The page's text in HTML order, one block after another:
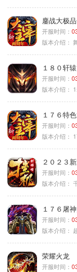
鏖战大极
开服时间：
版本介绍：
１８０轩
开服时间：
版本介绍：
１７６特
开服时间：
版本介绍：
２０２３
开服时间：
版本介绍：
１７６屠
开服时间：
版本介绍：
荣耀火龙
开服时间：